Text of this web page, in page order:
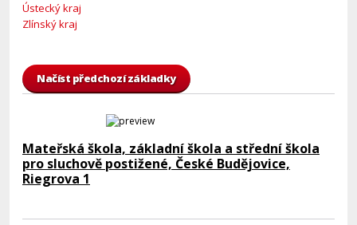
Ústecký kraj
Zlínský kraj
Načíst předchozí základky
Mateřská škola, základní škola a střední škola
pro sluchově postižené, České Budějovice,
Riegrova 1